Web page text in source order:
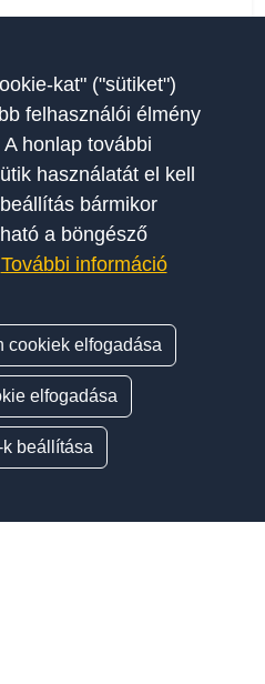
kat" ("sütiket")
felhasználói élmény
honlap további
használatát el kell
bármikor
a böngésző
További információ
cookiek elfogadása
elfogadása
beállítása